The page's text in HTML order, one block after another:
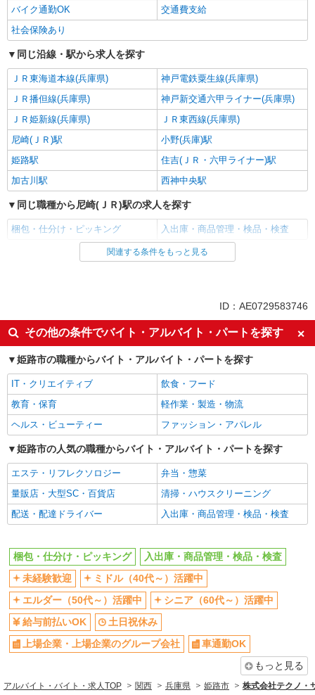
バイク通勤OK
交通費支給
社会保険あり
同じ沿線・駅から求人を探す
ＪＲ東海道本線(兵庫県)
神戸電鉄粟生線(兵庫県)
ＪＲ播但線(兵庫県)
神戸新交通六甲ライナー(兵庫県)
ＪＲ姫新線(兵庫県)
ＪＲ東西線(兵庫県)
尼崎(ＪＲ)駅
小野(兵庫)駅
姫路駅
住吉(ＪＲ・六甲ライナー)駅
加古川駅
西神中央駅
同じ職種から尼崎(ＪＲ)駅の求人を探す
梱包・仕分け・ピッキング 入出庫・商品管理・検品・検査
同じ雇用形態から尼崎(ＪＲ)駅の求人を探す
未経験歓迎
ミドル（40代～）活躍中
エルダー（50代～）活躍中
シニア（60代～）活躍中
給与前払いOK
土日祝休み
上場企業・上場企業のグループ会
社
車通勤OK
バイク通勤OK
交通費支給
社会保険あり
同じ職種から求人を探す
軽作業・製造・物流
梱包・仕分け・ピッキング
入出庫・商品管理・検品・検査
未経験歓迎
ミドル（40代～）活躍中
土日祝休み
上場企業・上場企業のグループ会
社
車通勤OK
交通費支給
社会保険あり
関連する条件をもっと見る
ID：AE0729583746
その他の条件でバイト・アルバイト・パートを探す
姫路市の職種からバイト・アルバイト・パートを探す
IT・クリエイティブ
飲食・フード
教育・保育
軽作業・製造・物流
ヘルス・ビューティー
ファッション・アパレル
姫路市の人気の職種からバイト・アルバイト・パートを探す
エステ・リフレクソロジー
弁当・惣菜
量販店・大型SC・百貨店
清掃・ハウスクリーニング
配送・配達ドライバー
入出庫・商品管理・検品・検査
梱包・仕分け・ピッキング
入出庫・商品管理・検品・検査
未経験歓迎
ミドル（40代～）活躍中
エルダー（50代～）活躍中
シニア（60代～）活躍中
給与前払いOK
土日祝休み
上場企業・上場企業のグループ会社
車通勤OK
もっと見る
アルバイト・バイト・求人TOP 関西 兵庫県 姫路市 株式会社テクノ・